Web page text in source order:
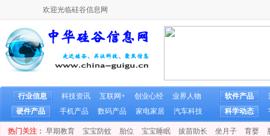
欢迎光临硅谷信息网
行业信息 科技资讯 互联网+ 创业心经
业界人物
硬件产品
手机产品 数码产品 家电家居 汽车科技
软件产品
科学动态
热门关注： 早期教育 宝宝防蚊 胎位 宝宝睡眠 拔苗助长 坐月子 育婴